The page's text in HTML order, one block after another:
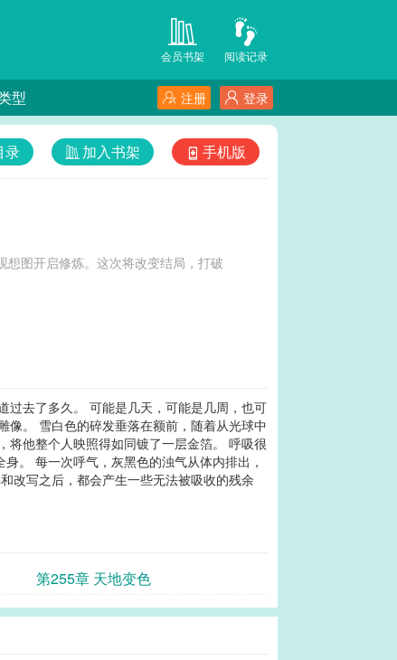
阅读记录
会员书架
型 登录
注册
手机版
加入书架
录
图开启修炼。这次将改变结局，打破
过去了多久。 可能是几天，可能是几周，也可
。 雪白色的碎发垂落在额前，随着从光球中
将他整个人映照得如同镀了一层金箔。 呼吸很
。 每一次呼气，灰黑色的浊气从体内排出，
改写之后，都会产生一些无法被吸收的残余
第255章 天地变色